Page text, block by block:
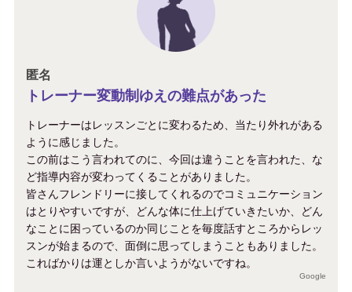
匿名
トレーナー変動制ゆえの難点があった
トレーナーはレッスンごとに変わるため、当たり外れがある
ように感じました。
この前はこう言われてのに、今回は違うことを言われた、な
ど指導内容が変わってくることがありました。
皆さんフレンドリーに接してくれるのでコミュニケーション
はとりやすいですが、どんな体に仕上げていきたいか、どん
なことに困っているのか同じことを毎度話すところからレッ
スンが始まるので、面倒に思ってしまうこともありました。
こればかりは運としか言いようがないですね。
Google